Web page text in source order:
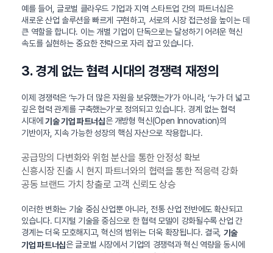
예를 들어, 글로벌 클라우드 기업과 지역 스타트업 간의 파트너십은
새로운 산업 솔루션을 빠르게 구현하고, 서로의 시장 접근성을 높이는 데
큰 역할을 합니다. 이는 개별 기업이 단독으로는 달성하기 어려운 혁신
속도를 실현하는 중요한 전략으로 자리 잡고 있습니다.
3. 경계 없는 협력 시대의 경쟁력 재정의
이제 경쟁력은 ‘누가 더 많은 자원을 보유했는가’가 아니라, ‘누가 더 넓고
깊은 협력 관계를 구축했는가’로 정의되고 있습니다. 경계 없는 협력
시대에 기술 기업 파트너십은 개방형 혁신(Open Innovation)의
기반이자, 지속 가능한 성장의 핵심 자산으로 작용합니다.
공급망의 다변화와 위험 분산을 통한 안정성 확보
신흥시장 진출 시 현지 파트너와의 협력을 통한 적응력 강화
공동 브랜드 가치 창출로 고객 신뢰도 상승
이러한 변화는 기술 중심 산업뿐 아니라, 전통 산업 전반에도 확산되고
있습니다. 디지털 기술을 중심으로 한 협력 모델이 강화될수록 산업 간
경계는 더욱 모호해지고, 혁신의 범위는 더욱 확장됩니다. 결국, 기술
기업 파트너십은 글로벌 시장에서 기업의 경쟁력과 혁신 역량을 동시에